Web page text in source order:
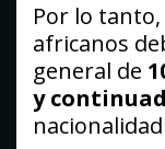
Por lo
africanos
general de
y